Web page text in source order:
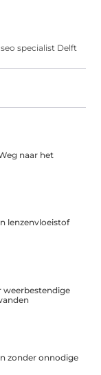
seo specialist Delft
naar het
lenzenvloeistof
weerbestendige
zonder onnodige